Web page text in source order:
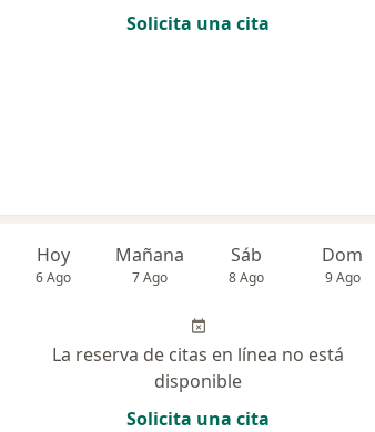
Solicita una cita
Hoy
6 Ago
Mañana
7 Ago
Sáb
8 Ago
Dom
9 Ago
La reserva de citas en línea no está
disponible
Solicita una cita